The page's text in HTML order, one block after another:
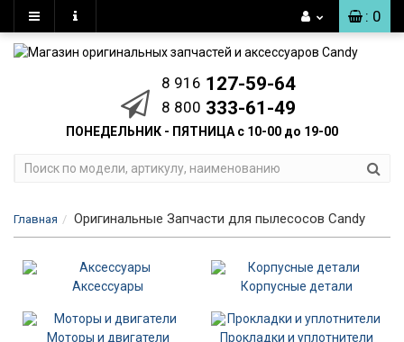
: 0
8 916 127-59-64
8 800 333-61-49
ПОНЕДЕЛЬНИК - ПЯТНИЦА с 10-00 до 19-00
Главная Оригинальные Запчасти для пылесосов Candy
Аксессуары Корпусные детали
Моторы и двигатели Прокладки и уплотнители